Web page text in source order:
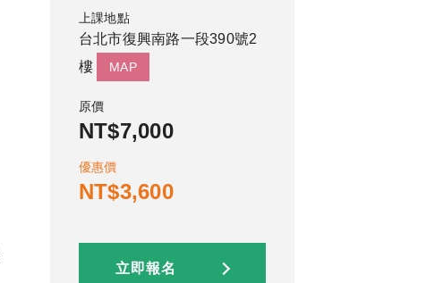
上課地點
台北市復興南路一段390號2
樓
MAP
原價
NT$7,000
優惠價
NT$3,600
立即報名